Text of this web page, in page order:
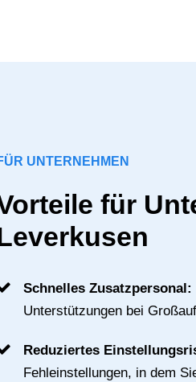
UNTERNEHMEN
für
Schnelles Zusatzpersonal:
Unterstützungen bei
Reduziertes
Fehleinstellungen, in dem